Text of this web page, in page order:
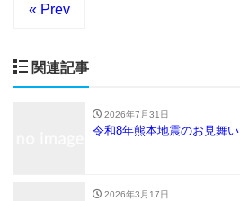
« Prev
関連記事
2026年7月31日
令和8年熊本地震のお見舞い
2026年3月17日